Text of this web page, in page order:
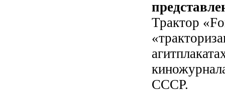
Трактор
СССР.